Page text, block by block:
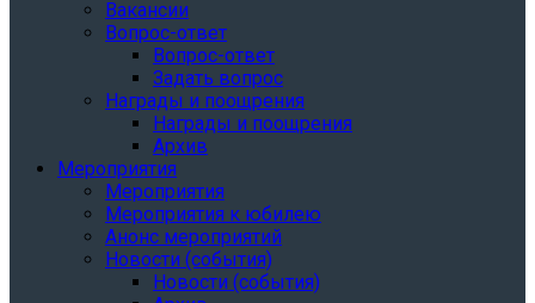
Вакансии
Вопрос-ответ
Вопрос-ответ
Задать вопрос
Награды и поощрения
Награды и поощрения
Архив
Мероприятия
Мероприятия
Мероприятия к юбилею
Анонс мероприятий
Новости (события)
Новости (события)